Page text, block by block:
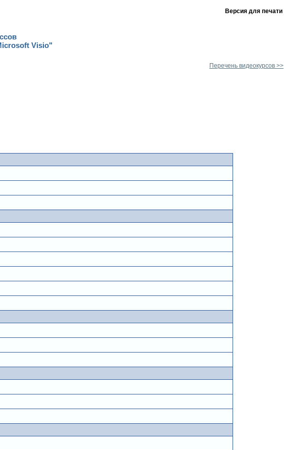
Версия для печати
Visio"
Перечень видеокурсов >>